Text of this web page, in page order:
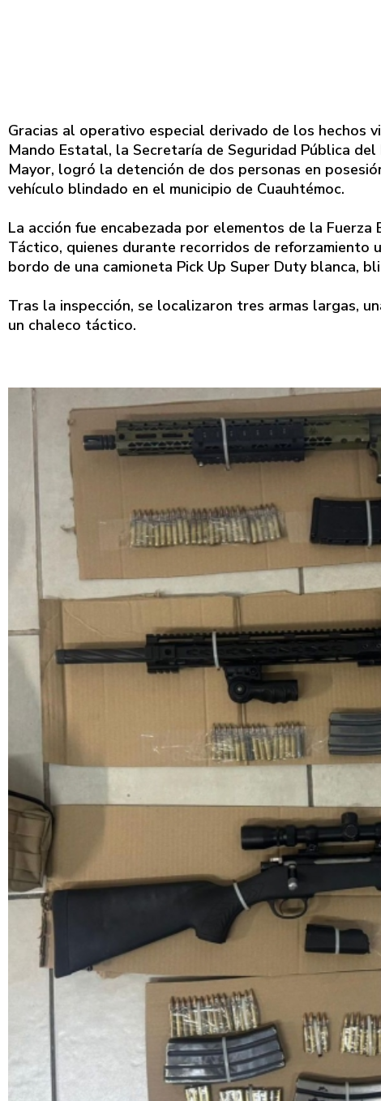
Gracias al operativo especial derivado de los
Mando Estatal, la Secretaría de Seguridad Pública
Mayor, logró la detención de dos personas en
vehículo blindado en el municipio de Cuauhtémoc.
La acción fue encabezada por elementos de la
Táctico, quienes durante recorridos de reforzamiento
bordo de una camioneta Pick Up Super Duty blanca,
Tras la inspección, se localizaron tres armas largas,
un chaleco táctico.